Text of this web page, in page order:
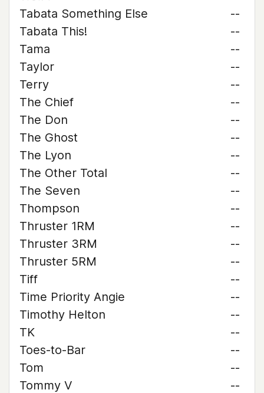
Tabata Something Else
--
Tabata This!
--
Tama
--
Taylor
--
Terry
--
The Chief
--
The Don
--
The Ghost
--
The Lyon
--
The Other Total
--
The Seven
--
Thompson
--
Thruster 1RM
--
Thruster 3RM
--
Thruster 5RM
--
Tiff
--
Time Priority Angie
--
Timothy Helton
--
TK
--
Toes-to-Bar
--
Tom
--
Tommy V
--